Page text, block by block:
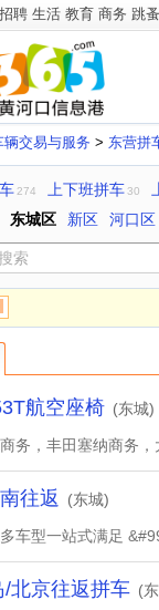
招聘 生活 教育 商务 跳
辆交易与服务 > 东营拼
274 上下班拼车30
东城区 新区 河口区
航空座椅 (东城)
务，丰田塞纳商务
往返 (东城)
车型一站式满足
北京往返拼车 (